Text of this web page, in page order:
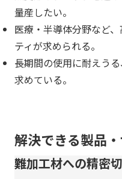
量産したい。
医療・半導体分野など
ティが求められる。
長期間の使用に耐えう
求めている。
解決できる製品
難加工材への精密